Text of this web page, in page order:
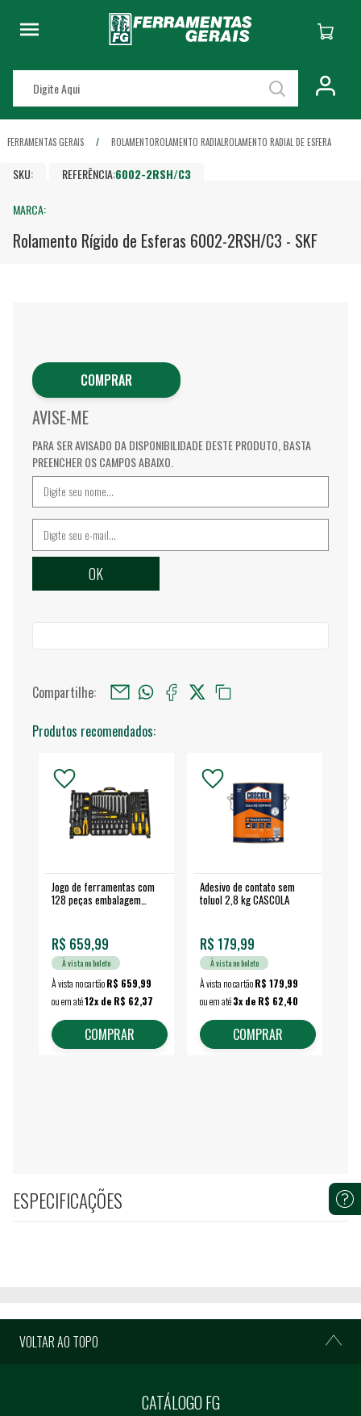
FERRAMENTAS GERAIS ROLAMENTOROLAMENTO RADIALROLAMENTO RADIAL DE ESFERA
SKU: REFERÊNCIA:6002-2RSH/C3
MARCA:
Rolamento Rígido de Esferas 6002-2RSH/C3 - SKF
COMPRAR
AVISE-ME
PARA SER AVISADO DA DISPONIBILIDADE DESTE PRODUTO, BASTA
PREENCHER OS CAMPOS ABAIXO.
Compartilhe:
Produtos recomendados:
Jogo de ferramentas com
128 peças embalagem
R$ 659,99
À vista no boleto
À vista no cartãoR$ 659,99
ou em até12x de R$ 62,37
COMPRAR
Adesivo de contato sem
toluol 2,8 kg CASCOLA
R$ 179,99
À vista no boleto
À vista no cartãoR$ 179,99
ou em até3x de R$ 62,40
COMPRAR
ESPECIFICAÇÕES
VOLTAR AO TOPO
CATÁLOGO FG